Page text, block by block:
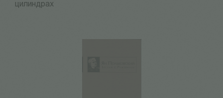
цилиндрах